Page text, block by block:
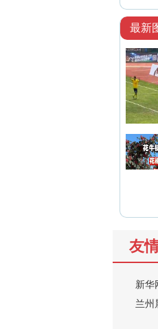
最新
友
新华
兰州